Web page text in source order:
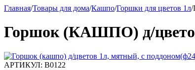
Главная/Товары для дома/Кашпо/Горшки для цветов 1л/
Горшок (КАШПО) д/
АРТИКУЛ: В0122